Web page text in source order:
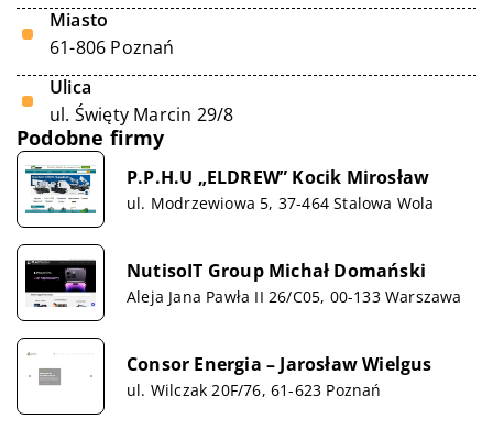
Miasto
61-806 Poznań
Ulica
ul. Święty Marcin 29/8
Podobne firmy
P.P.H.U „ELDREW” Kocik Mirosław
ul. Modrzewiowa 5, 37-464 Stalowa Wola
NutisoIT Group Michał Domański
Aleja Jana Pawła II 26/C05, 00-133 Warszawa
Consor Energia – Jarosław Wielgus
ul. Wilczak 20F/76, 61-623 Poznań